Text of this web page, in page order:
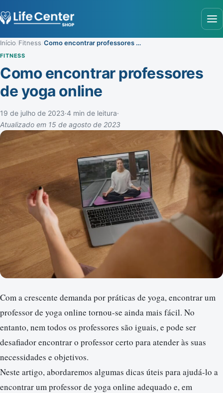
Início Fitness Como encontrar professores de yoga online
FITNESS
Como encontrar professores
de yoga online
19 de julho de 2023·4 min de leitura·
Atualizado em 15 de agosto de 2023
Com a crescente demanda por práticas de yoga, encontrar um
professor de yoga online tornou-se ainda mais fácil. No
entanto, nem todos os professores são iguais, e pode ser
desafiador encontrar o professor certo para atender às suas
necessidades e objetivos.
Neste artigo, abordaremos algumas dicas úteis para ajudá-lo a
encontrar um professor de yoga online adequado e, em